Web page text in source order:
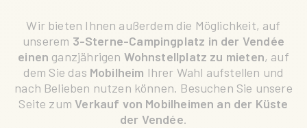
Wir bieten Ihnen außerdem die Möglichkeit, auf
unserem 3-Sterne-Campingplatz in der Vendée
einen ganzjährigen Wohnstellplatz zu mieten, auf
dem Sie das Mobilheim Ihrer Wahl aufstellen und
nach Belieben nutzen können. Besuchen Sie unsere
Seite zumVerkauf von Mobilheimen an der Küste
der Vendée.